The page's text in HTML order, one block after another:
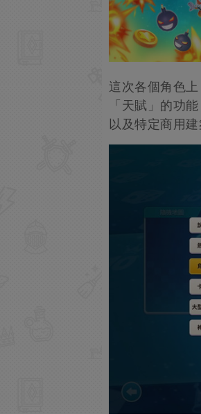
這次各個角色
「天賦」的功
以及特定商用建